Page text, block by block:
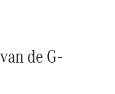
de G-